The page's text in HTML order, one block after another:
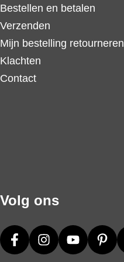
Bestellen en betalen
Verzenden
Mijn bestelling retourneren
Klachten
Contact
Volg ons